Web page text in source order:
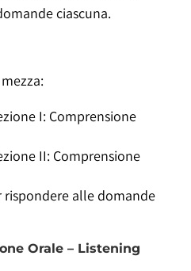
ciascuna.
I: Comprensione
II: Comprensione
rispondere alle domande
Orale – Listening